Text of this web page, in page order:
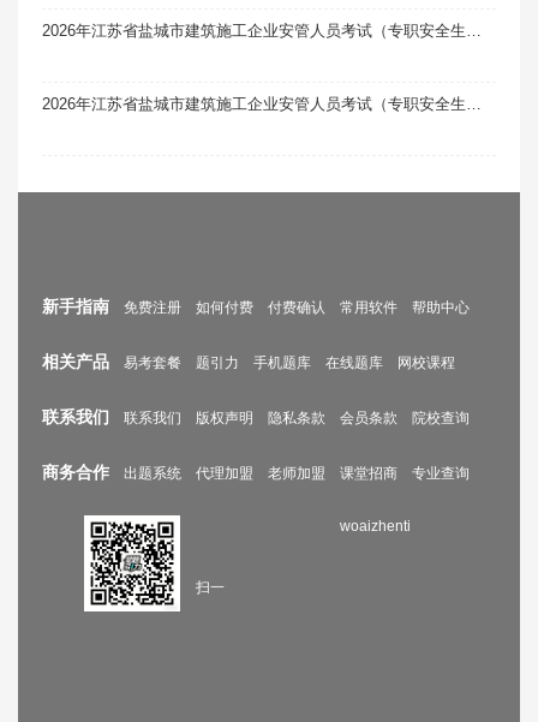
新手指南 免费注册 如何付费 付费确认 常用软件 帮助中心
相关产品 易考套餐 题引力 手机题库 在线题库 网校课程
联系我们 联系我们 版权声明 隐私条款 会员条款 院校查询
商务合作 出题系统 代理加盟 老师加盟 课堂招商 专业查询
扫一
woaizhenti